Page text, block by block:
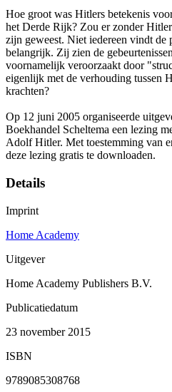
Hoe groot was Hitlers betekenis
het Derde Rijk? Zou er zonder
zijn geweest. Niet iedereen vindt de
belangrijk. Zij zien de
voornamelijk veroorzaakt door
eigenlijk met de verhouding tussen
krachten?
Op 12 juni 2005 organiseerde
Boekhandel Scheltema een lezing
Adolf Hitler. Met toestemming van
deze lezing gratis te downloaden.
Details
Imprint
Home Academy
Uitgever
Home Academy Publishers B.V.
Publicatiedatum
23 november 2015
ISBN
9789085308768